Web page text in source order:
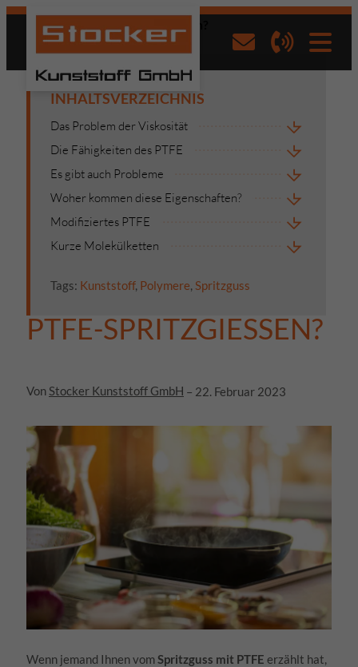
Startseite PTFE-Spritzgießen?
PTFE-SPRITZGIESSEN?
VonStocker Kunststoff GmbH – 22. Februar 2023
Wenn jemand Ihnen vomSpritzguss mit PTFE erzählt hat,
INHALTSVERZEICHNIS
Das Problem der Viskosität
Die Fähigkeiten des PTFE
Es gibt auch Probleme
Woher kommen diese Eigenschaften?
Modifiziertes PTFE
Kurze Molekülketten
Tags: Kunststoff, Polymere, Spritzguss